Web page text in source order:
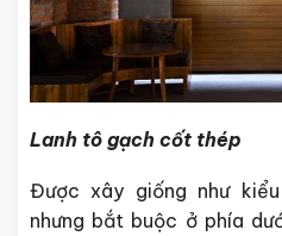
Lanh tô gạch cốt thép
Được xây giống như
nhưng bắt buộc ở phía